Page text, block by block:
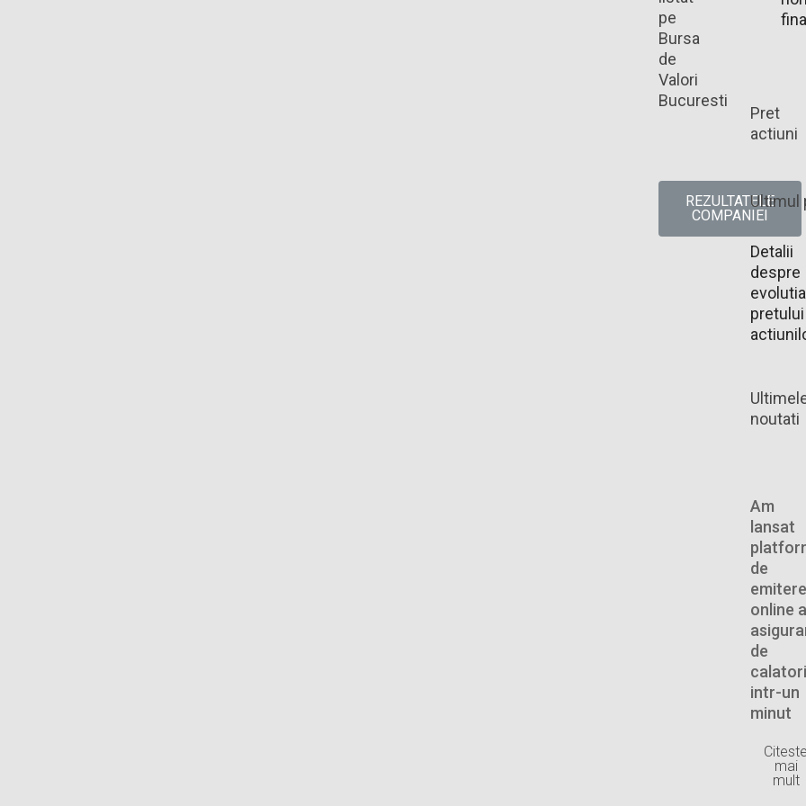
pe
Bursa
de
Valori
Bucuresti
REZULTATELE
COMPANIEI
Pret
actiuni
Ultimul
Detalii
despre
evolutia
pretului
noutati
Am
lansat
de
emitere
online a
de
intr-un
minut
Citeste
mai
mult